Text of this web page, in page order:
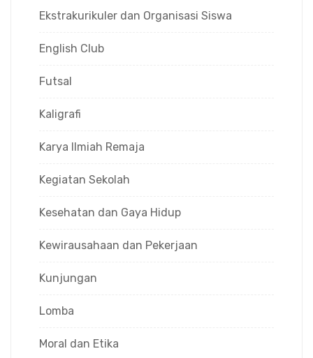
Ekstrakurikuler dan Organisasi Siswa
English Club
Futsal
Kaligrafi
Karya Ilmiah Remaja
Kegiatan Sekolah
Kesehatan dan Gaya Hidup
Kewirausahaan dan Pekerjaan
Kunjungan
Lomba
Moral dan Etika